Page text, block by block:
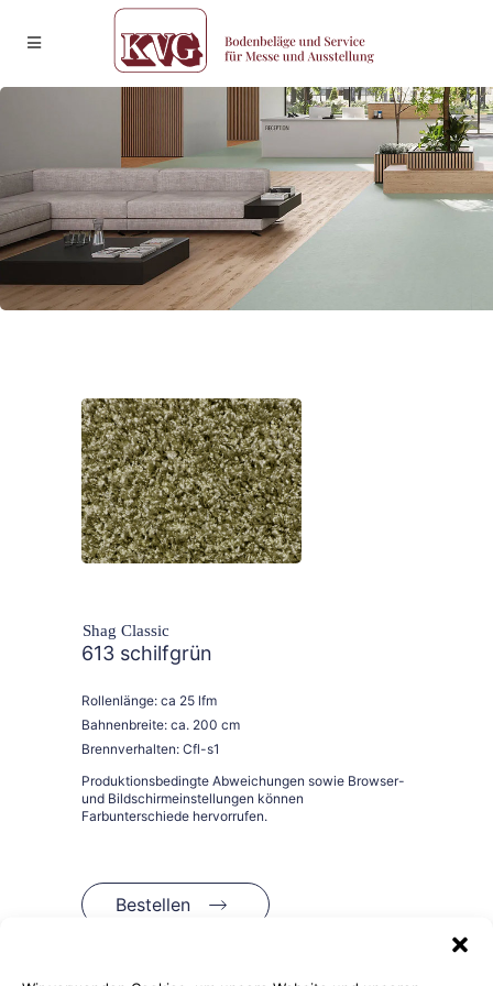
613 schilfgrün
Rollenlänge: ca 25 lfm
Bahnenbreite: ca. 200 cm
Brennverhalten: Cfl-s1
Bestellen
Shag Classic